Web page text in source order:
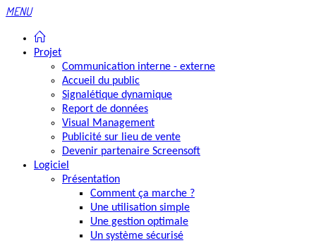
MENU
Projet
Communication interne - externe
Accueil du public
Signalétique dynamique
Report de données
Visual Management
Publicité sur lieu de vente
Devenir partenaire Screensoft
Logiciel
Présentation
Comment ça marche ?
Une utilisation simple
Une gestion optimale
Un système sécurisé